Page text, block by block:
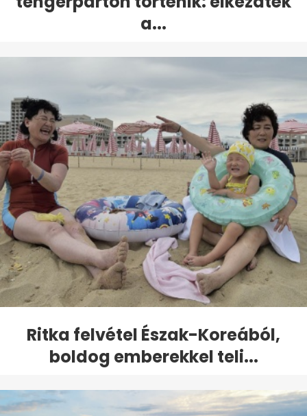
a...
Ritka felvétel Észak-Koreából,
boldog emberekkel teli...